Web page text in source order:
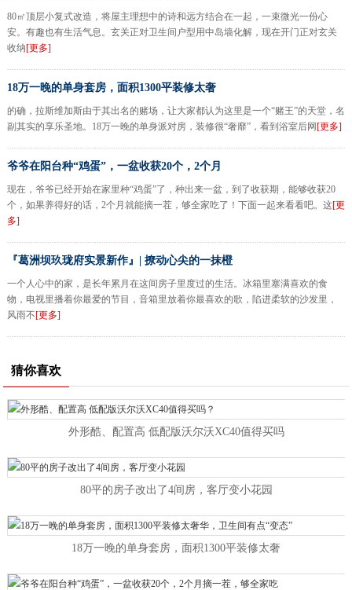
80㎡顶层小复式改造，将屋主理想中的诗和远方结合在一起，一束微光一份心
安。有趣也有生活气息。玄关正对卫生间户型用中岛墙化解，现在开门正对玄关
收纳[更多]
18万一晚的单身套房，面积1300平装修太奢
的确，拉斯维加斯由于其出名的赌场，让大家都认为这里是一个“赌王”的天堂，名
副其实的享乐圣地。18万一晚的单身派对房，装修很“奢靡”，看到浴室后网 [更多]
爷爷在阳台种“鸡蛋”，一盆收获20个，2个月
现在，爷爷已经开始在家里种“鸡蛋”了，种出来一盆，到了收获期，能够收获20
个，如果养得好的话，2个月就能摘一茬，够全家吃了！下面一起来看看吧。这[更
多]
『葛洲坝玖珑府实景新作』| 撩动心尖的一抹橙
一个人心中的家，是长年累月在这间房子里度过的生活。冰箱里塞满喜欢的食
物，电视里播着你最爱的节目，音箱里放着你最喜欢的歌，陷进柔软的沙发里，
风雨不[更多]
猜你喜欢
外形酷、配置高 低配版沃尔沃XC40值得买吗
80平的房子改出了4间房，客厅变小花园
18万一晚的单身套房，面积1300平装修太奢